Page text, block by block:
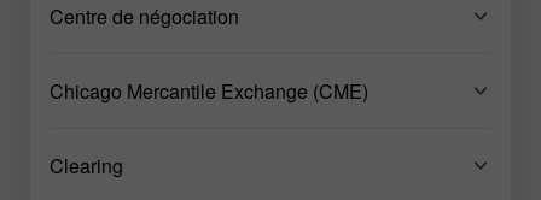
Centre de négociation
Chicago Mercantile Exchange (CME)
Clearing